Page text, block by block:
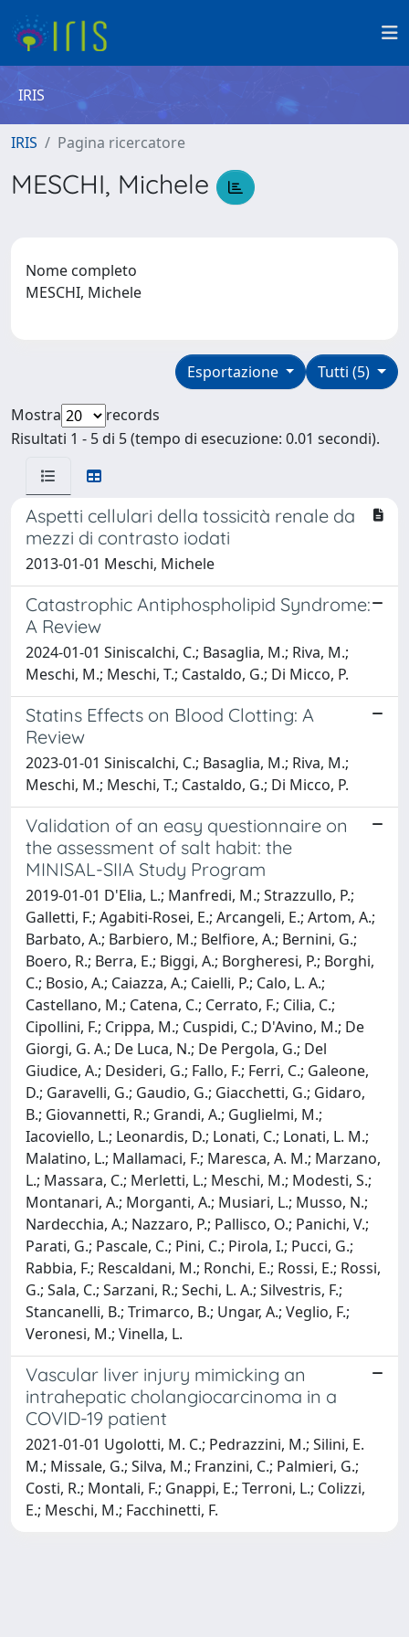
IRIS
IRIS Pagina ricercatore
MESCHI, Michele
Nome completo
MESCHI, Michele
Tutti (5)
Esportazione
Mostra
records
Risultati 1 - 5 di 5 (tempo di esecuzione: 0.01 secondi).
Aspetti cellulari della tossicità renale da
mezzi di contrasto iodati
2013-01-01 Meschi, Michele
Catastrophic Antiphospholipid Syndrome:
A Review
2024-01-01 Siniscalchi, C.; Basaglia, M.; Riva, M.;
Meschi, M.; Meschi, T.; Castaldo, G.; Di Micco, P.
Statins Effects on Blood Clotting: A
Review
2023-01-01 Siniscalchi, C.; Basaglia, M.; Riva, M.;
Meschi, M.; Meschi, T.; Castaldo, G.; Di Micco, P.
Validation of an easy questionnaire on
the assessment of salt habit: the
MINISAL-SIIA Study Program
2019-01-01 D'Elia, L.; Manfredi, M.; Strazzullo, P.;
Galletti, F.; Agabiti-Rosei, E.; Arcangeli, E.; Artom, A.;
Barbato, A.; Barbiero, M.; Belfiore, A.; Bernini, G.;
Boero, R.; Berra, E.; Biggi, A.; Borgheresi, P.; Borghi,
C.; Bosio, A.; Caiazza, A.; Caielli, P.; Calo, L. A.;
Castellano, M.; Catena, C.; Cerrato, F.; Cilia, C.;
Cipollini, F.; Crippa, M.; Cuspidi, C.; D'Avino, M.; De
Giorgi, G. A.; De Luca, N.; De Pergola, G.; Del
Giudice, A.; Desideri, G.; Fallo, F.; Ferri, C.; Galeone,
D.; Garavelli, G.; Gaudio, G.; Giacchetti, G.; Gidaro,
B.; Giovannetti, R.; Grandi, A.; Guglielmi, M.;
Iacoviello, L.; Leonardis, D.; Lonati, C.; Lonati, L. M.;
Malatino, L.; Mallamaci, F.; Maresca, A. M.; Marzano,
L.; Massara, C.; Merletti, L.; Meschi, M.; Modesti, S.;
Montanari, A.; Morganti, A.; Musiari, L.; Musso, N.;
Nardecchia, A.; Nazzaro, P.; Pallisco, O.; Panichi, V.;
Parati, G.; Pascale, C.; Pini, C.; Pirola, I.; Pucci, G.;
Rabbia, F.; Rescaldani, M.; Ronchi, E.; Rossi, E.; Rossi,
G.; Sala, C.; Sarzani, R.; Sechi, L. A.; Silvestris, F.;
Stancanelli, B.; Trimarco, B.; Ungar, A.; Veglio, F.;
Veronesi, M.; Vinella, L.
Vascular liver injury mimicking an
intrahepatic cholangiocarcinoma in a
COVID-19 patient
2021-01-01 Ugolotti, M. C.; Pedrazzini, M.; Silini, E.
M.; Missale, G.; Silva, M.; Franzini, C.; Palmieri, G.;
Costi, R.; Montali, F.; Gnappi, E.; Terroni, L.; Colizzi,
E.; Meschi, M.; Facchinetti, F.